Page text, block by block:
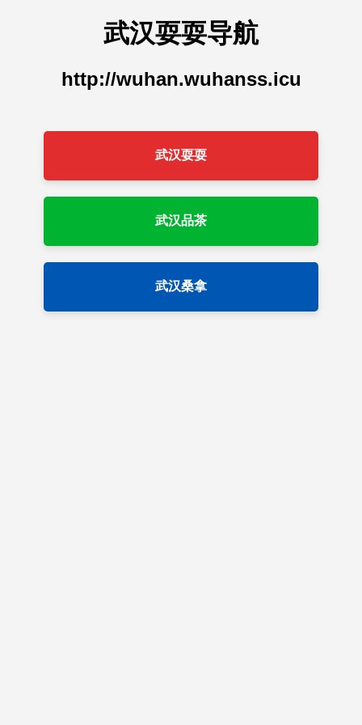
武汉耍耍导航
http://wuhan.wuhanss.icu
武汉耍耍
武汉品茶
武汉桑拿